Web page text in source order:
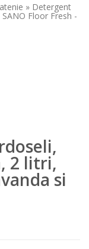
» Detergent
Floor Fresh -
2 litri,
si